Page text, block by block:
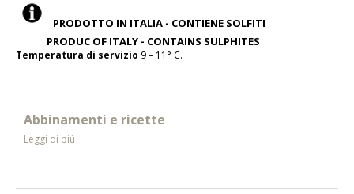
PRODOTTO IN ITALIA - CONTIENE SOLFITI
PRODUC OF ITALY - CONTAINS SULPHITES
Temperatura di servizio 9 – 11° C.
Abbinamenti e ricette
Leggi di più